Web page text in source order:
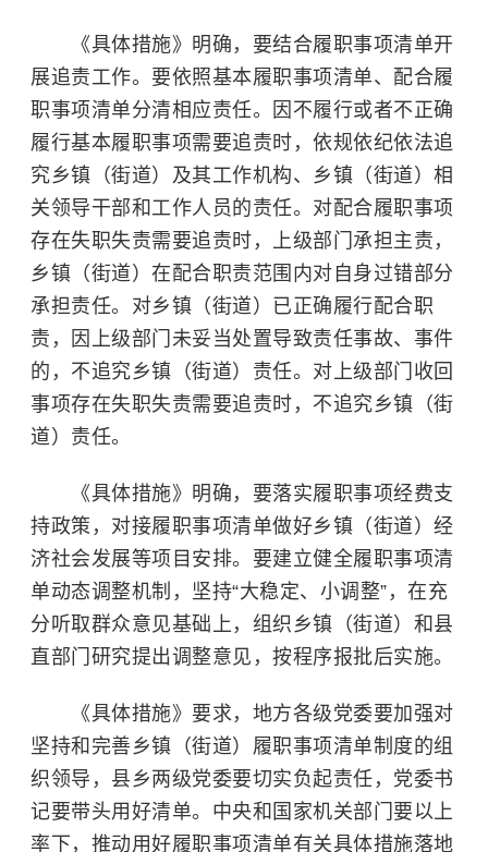
《具体措施》明确，要结合履职事项清单开
展追责工作。要依照基本履职事项清单、配合履
职事项清单分清相应责任。因不履行或者不正确
履行基本履职事项需要追责时，依规依纪依法追
究乡镇（街道）及其工作机构、乡镇（街道）相
关领导干部和工作人员的责任。对配合履职事项
存在失职失责需要追责时，上级部门承担主责，
乡镇（街道）在配合职责范围内对自身过错部分
承担责任。对乡镇（街道）已正确履行配合职
责，因上级部门未妥当处置导致责任事故、事件
的，不追究乡镇（街道）责任。对上级部门收回
事项存在失职失责需要追责时，不追究乡镇（街
道）责任。
《具体措施》明确，要落实履职事项经费支
持政策，对接履职事项清单做好乡镇（街道）经
济社会发展等项目安排。要建立健全履职事项清
单动态调整机制，坚持“大稳定、小调整”，在充
分听取群众意见基础上，组织乡镇（街道）和县
直部门研究提出调整意见，按程序报批后实施。
《具体措施》要求，地方各级党委要加强对
坚持和完善乡镇（街道）履职事项清单制度的组
织领导，县乡两级党委要切实负起责任，党委书
记要带头用好清单。中央和国家机关部门要以上
率下，推动用好履职事项清单有关具体措施落地